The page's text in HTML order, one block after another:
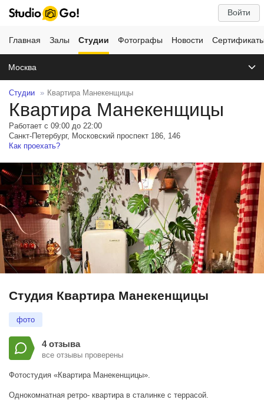
Войти
Главная Залы Студии Фотографы Новости
Москва
Студии Квартира Манекенщицы
Квартира Манекенщицы
Работает с 09:00 до 22:00
Санкт-Петербург, Московский проспект 186, 146
Как проехать?
Студия Квартира Манекенщицы
фото
4 отзыва
все отзывы проверены
Фотостудия «Квартира Манекенщицы».
Однокомнатная ретро- квартира в сталинке с террасой.